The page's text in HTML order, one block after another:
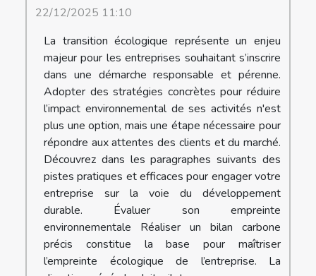
22/12/2025 11:10
La transition écologique représente un enjeu
majeur pour les entreprises souhaitant s’inscrire
dans une démarche responsable et pérenne.
Adopter des stratégies concrètes pour réduire
l’impact environnemental de ses activités n'est
plus une option, mais une étape nécessaire pour
répondre aux attentes des clients et du marché.
Découvrez dans les paragraphes suivants des
pistes pratiques et efficaces pour engager votre
entreprise sur la voie du développement
durable. Évaluer son empreinte
environnementale Réaliser un bilan carbone
précis constitue la base pour maîtriser
l’empreinte écologique de l’entreprise. La